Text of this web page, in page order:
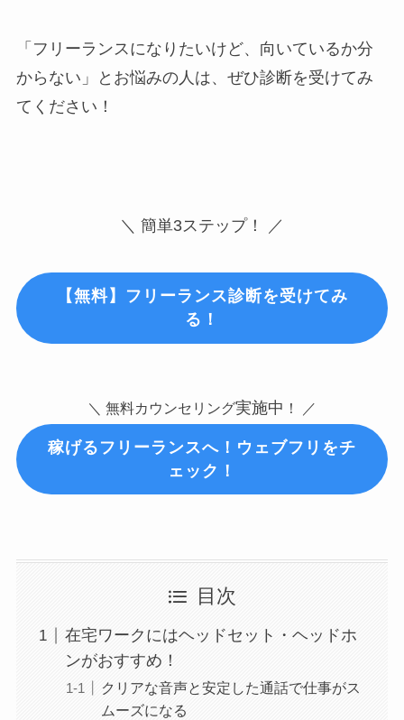
「フリーランスになりたいけど、向いているか分
からない」とお悩みの人は、ぜひ診断を受けてみ
てください！
＼ 簡単3ステップ！ ／
【無料】フリーランス診断を受けてみ
る！
＼ 無料カウンセリング実施中 ！ ／
稼げるフリーランスへ！ウェブフリをチ
ェック！
目次
在宅ワークにはヘッドセット・ヘッドホ
ンがおすすめ！
クリアな音声と安定した通話で仕事がス
ムーズになる